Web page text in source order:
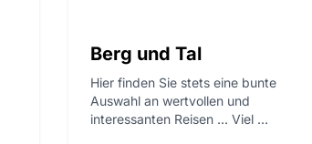
Berg und Tal
Hier finden Sie stets eine bunte
Auswahl an wertvollen und
interessanten Reisen ... Viel ...